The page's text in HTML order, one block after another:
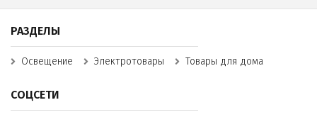
РАЗДЕЛЫ
Освещение Электротовары Товары для дома
СОЦСЕТИ